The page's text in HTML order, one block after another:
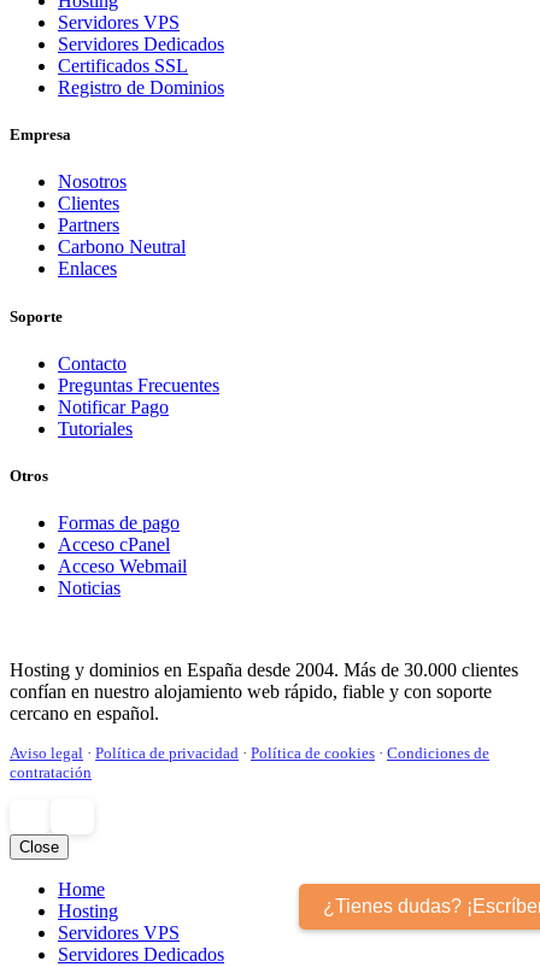
Servidores VPS
Servidores Dedicados
Certificados SSL
Registro de Dominios
Empresa
Nosotros
Clientes
Partners
Carbono Neutral
Enlaces
Soporte
Contacto
Preguntas Frecuentes
Notificar Pago
Tutoriales
Otros
Formas de pago
Acceso cPanel
Acceso Webmail
Noticias
Hosting y dominios en España desde 2004. Más de 30.000 clientes
confían en nuestro alojamiento web rápido, fiable y con soporte
cercano en español.
Aviso legal · Política de privacidad · Política de cookies · Condiciones de
contratación
Close
Home
Hosting
Servidores VPS
Servidores Dedicados
¿Tienes dudas? ¡Escríbenos!